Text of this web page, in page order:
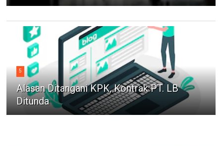
5
Alasan Ditangani KPK, Kontrak PT. LB
Ditunda